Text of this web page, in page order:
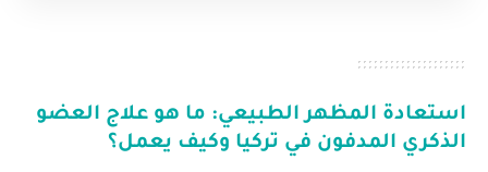
استعادة المظهر الطبيعي: ما هو علاج العضو
الذكري المدفون في تركيا وكيف يعمل؟